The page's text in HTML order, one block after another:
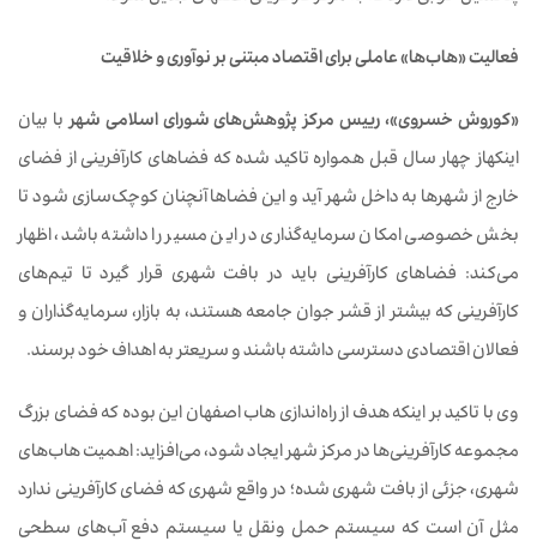
فعالیت «هاب‌ها» عاملی برای اقتصاد مبتنی بر نوآوری و خلاقیت
«کوروش خسروی»، رییس مرکز پژوهش‌های شورای اسلامی شهربا بیان
اینکهاز چهار سال قبل همواره تاکید شده که فضاهای کارآفرینی از فضای
خارج از شهرها به داخل شهر آید و این فضاها آنچنان کوچک‌سازی شود تا
بخش خصوصی امکان سرمایه‌گذاری در این مسیر را داشته باشد، اظهار
می‌کند: فضاهای کارآفرینی باید در بافت شهری قرار گیرد تا تیم‌های
کارآفرینی که بیشتر از قشر جوان جامعه هستند، به بازار، سرمایه‌گذاران و
فعالان اقتصادی دسترسی داشته باشند و سریعتر به اهداف خود برسند.
وی با تاکید بر اینکه هدف از راه‌اندازی هاب اصفهان این بوده که فضای بزرگ
مجموعه کارآفرینی‌ها در مرکز شهر ایجاد شود، می‌افزاید: اهمیت هاب‌های
شهری، جزئی از بافت شهری شده؛ در واقع شهری که فضای کارآفرینی ندارد
مثل آن است که سیستم حمل ونقل یا سیستم دفع آب‌های سطحی